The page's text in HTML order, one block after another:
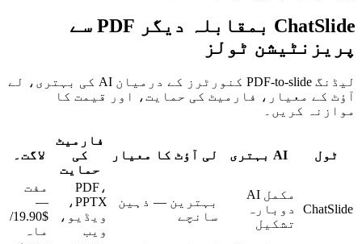
ChatSlide بمقابلہ دیگر PDF سے
پریزنٹیشن ٹولز
لیڈنگ PDF-to-slide کنورٹرز کے درمیان AI کی بہتری، لے
آؤٹ کے معیار، فارمیٹ کی حمایت، اور قیمت کا
موازنہ کریں۔
ٹول AI بہتری لی آؤٹ کا معیار
فارمیٹ
کی
حمایت
لاگت۔
ChatSlide
مکمل AI
دوبارہ
تشکیل
بہترین — ذہین
سانچے
PDF،
PPTX،
ویڈیو،
ویب
مفت
—
$19.90/
ماہ